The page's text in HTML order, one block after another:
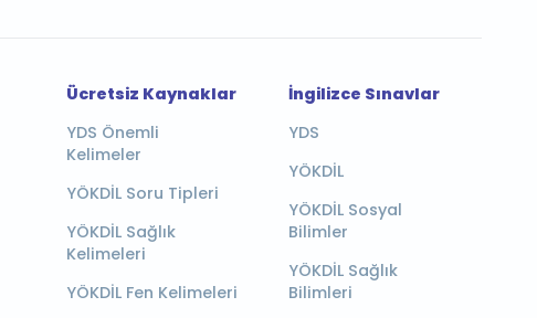
Ücretsiz Kaynaklar
YDS Önemli
Kelimeler
YÖKDİL Soru Tipleri
YÖKDİL Sağlık
Kelimeleri
YÖKDİL Fen Kelimeleri
İngilizce Sınavlar
YDS
YÖKDİL
YÖKDİL Sosyal
Bilimler
YÖKDİL Sağlık
Bilimleri